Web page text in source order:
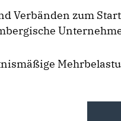
Verbänden zum